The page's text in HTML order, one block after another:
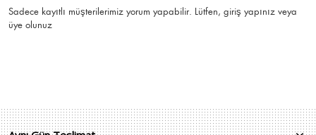
Sadece kayıtlı müşterilerimiz yorum yapabilir. Lütfen, giriş yapınız veya
üye olunuz